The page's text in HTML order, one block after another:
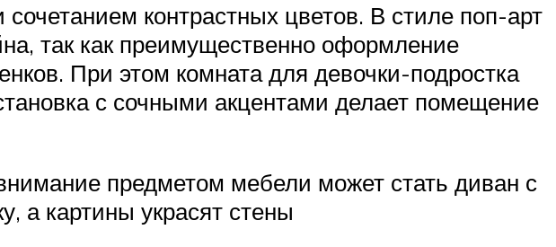
контрастных цветов. В стиле поп-арт
так как преимущественно оформление
При этом комната для девочки-подростка
с сочными акцентами делает помещение
предметом мебели может стать диван с
а картины украсят стены